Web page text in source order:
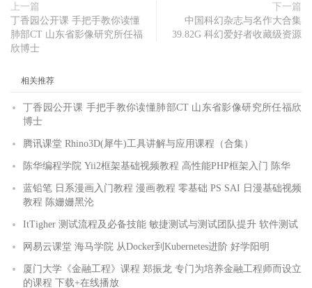
上一篇
丁香园公开课 手把手教你读懂
肺部CT 山东省影像研究所任福
欣博士
下一篇
中国科幻杂志与名作大合集
39.82G 科幻爱好者收藏级资源
相关推荐
丁香园公开课 手把手教你读懂肺部CT 山东省影像研究所任福欣
博士
腾讯课堂 Rhino3D(犀牛)工具讲解与应用课程（合集）
陈华编程学院 Yii2框架基础视频教程 高性能PHP框架入门 陈华
蓝铅笔 日系漫画入门教程 漫画教程 零基础 PS SAI 日漫基础视频
教程 陈姗姗黑沦
ItTigher 测试流程及必备技能 敏捷测试与测试团队提升 软件测试
网易云课堂 海马学院 从Docker到Kubernetes进阶 好学阳明
厦门大学《金融工程》课程 郑振龙 专门为培养金融工程师而设立
的课程 下载+在线播放